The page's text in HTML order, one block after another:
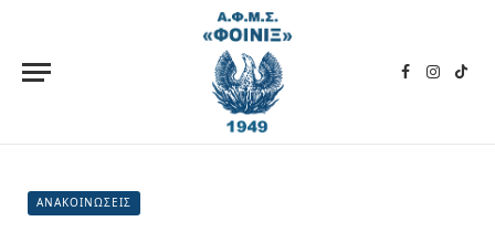
Facebook
ΑΝΑΚΟΙΝΩΣΕΙΣ